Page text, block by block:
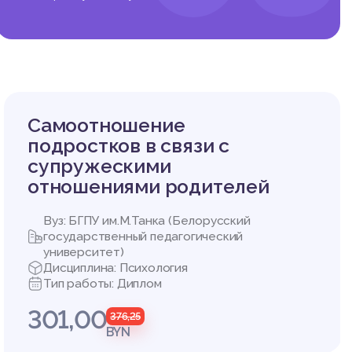
кот
ав
К. Юнг)
уче
Я.
личн
о
личн
Самоотношение
подростков в связи с
супружескими
отношениями родителей
Вуз: БГПУ им.М.Танка (Белорусский
государственный педагогический
университет)
Дисциплина: Психология
Тип работы: Диплом
301,00 376,25
BYN